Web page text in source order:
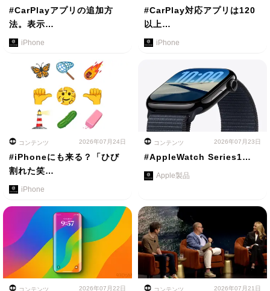
#CarPlayアプリの追加方
法。表示…
iPhone
#CarPlay対応アプリは120
以上…
iPhone
コンテンツ 2026年07月24日
#iPhoneにも来る？「ひび
割れた笑…
iPhone
コンテンツ 2026年07月23日
#AppleWatch Series1…
Apple製品
コンテンツ 2026年07月22日 コンテンツ 2026年07月21日